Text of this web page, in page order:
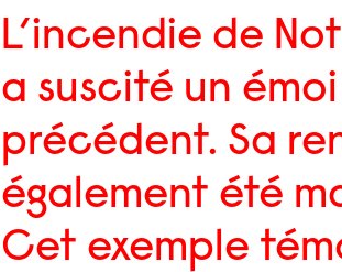
L’incendie de
a suscité un
précédent. Sa
également été
Cet exemple